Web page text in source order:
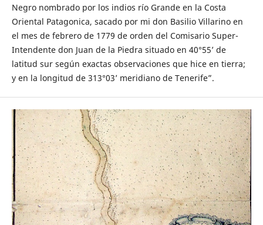
Negro nombrado por los indios río Grande en la Costa
Oriental Patagonica, sacado por mi don Basilio Villarino en
el mes de febrero de 1779 de orden del Comisario Super-
Intendente don Juan de la Piedra situado en 40°55’ de
latitud sur según exactas observaciones que hice en tierra;
y en la longitud de 313°03’ meridiano de Tenerife”.